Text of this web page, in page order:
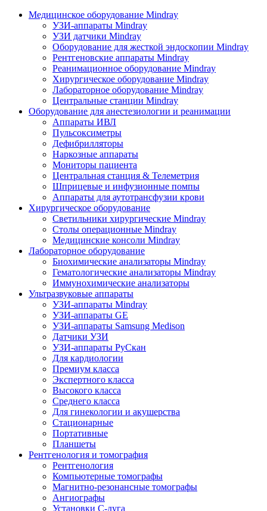
Медицинское оборудование Mindray
УЗИ-аппараты Mindray
УЗИ датчики Mindray
Оборудование для жесткой эндоскопии Mindray
Рентгеновские аппараты Mindray
Реанимационное оборудование Mindray
Хирургическое оборудование Mindray
Лабораторное оборудование Mindray
Центральные станции Mindray
Оборудование для анестезиологии и реанимации
Аппараты ИВЛ
Пульсоксиметры
Дефибрилляторы
Наркозные аппараты
Мониторы пациента
Центральная станция & Телеметрия
Шприцевые и инфузионные помпы
Аппараты для аутотрансфузии крови
Хирургическое оборудование
Светильники хирургические Mindray
Столы операционные Mindray
Медицинские консоли Mindray
Лабораторное оборудование
Биохимические анализаторы Mindray
Гематологические анализаторы Mindray
Иммунохимические анализаторы
Ультразвуковые аппараты
УЗИ-аппараты Mindray
УЗИ-аппараты GE
УЗИ-аппараты Samsung Medison
Датчики УЗИ
УЗИ-аппараты РуСкан
Для кардиологии
Премиум класса
Экспертного класса
Высокого класса
Среднего класса
Для гинекологии и акушерства
Стационарные
Портативные
Планшеты
Рентгенология и томография
Рентгенология
Компьютерные томографы
Магнитно-резонансные томографы
Ангиографы
Установки С-дуга